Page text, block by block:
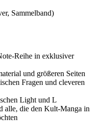
Sammelband)
Reihe in exklusiver
und größeren Seiten
Fragen und cleveren
Light und L
alle, die den Kult-Manga in